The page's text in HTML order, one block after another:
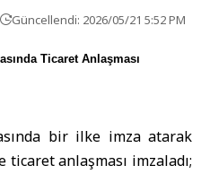
Güncellendi: 2026/05/21 5:52 PM
Ticaret Anlaşması
bir ilke imza atarak
anlaşması imzaladı;